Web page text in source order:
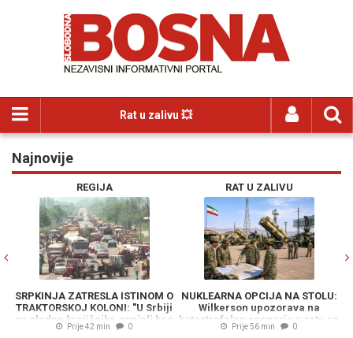
Rat u zalivu 💥
Najnovije
REGIJA
SRPKINJA ZATRESLA ISTINOM O
TRAKTORSKOJ KOLONI: "U Srbiji
su gladne krajišnike ganjali kao
divljač"
Prije 42 min 0
RAT U ZALIVU
NUKLEARNA OPCIJA NA STOLU:
Wilkerson upozorava na
katastrofalan scenario u ratu sa
Iranom
Prije 56 min 0